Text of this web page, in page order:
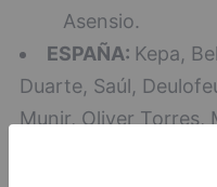
Asensio.
ESPAÑA: Kepa,
Duarte, Saúl,
Munir, Oliver Torres,